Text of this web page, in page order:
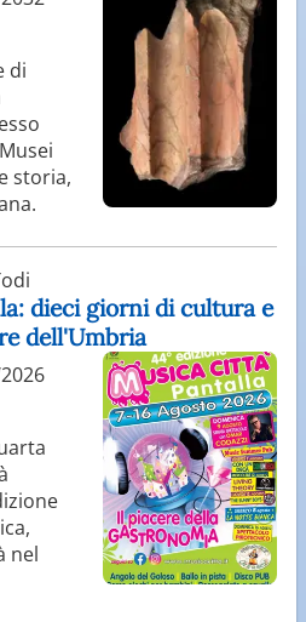
di
storia,
dieci giorni di cultura e
dell'Umbria
nel